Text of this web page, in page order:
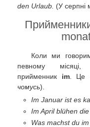
den Urlaub. (У серпні
Коли ми
певному місяці,
прийменник im. Це
чомусь).
Im Januar ist es
Im April blühen die
Was machst du